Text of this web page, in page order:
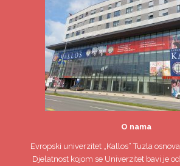
O nama
Evropski univerzitet„Kallos“ Tuzla
Djelatnost kojom se Univerzitet bavi je